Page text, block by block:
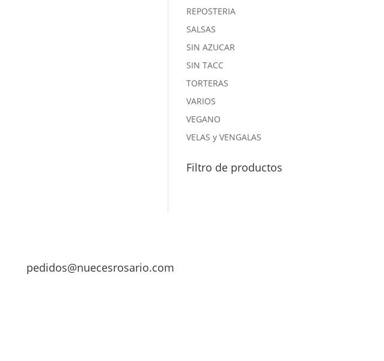
REPOSTERIA
SALSAS
SIN AZUCAR
SIN TACC
TORTERAS
VARIOS
VEGANO
VELAS y VENGALAS
Filtro de productos
pedidos@nuecesrosario.com